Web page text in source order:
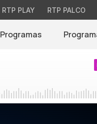
RTP PLAY RTP PALCO
Programas